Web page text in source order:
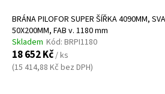
BRÁNA PILOFOR SUPER ŠÍŘKA 4090MM,
50X200MM, FAB v. 1180 mm
Skladem Kód: BRPI1180
18 652 Kč/ ks
(15 414,88 Kč bez DPH)